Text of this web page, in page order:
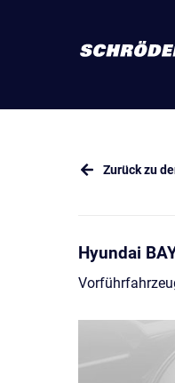
Zurück zu
Hyundai